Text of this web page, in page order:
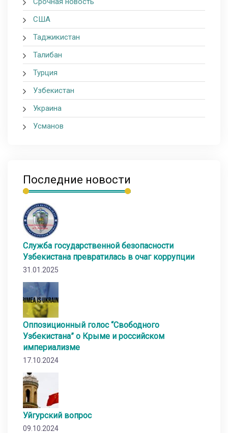
США
Таджикистан
Талибан
Турция
Узбекистан
Украина
Усманов
Последние новости
Служба государственной безопасности
Узбекистана превратилась в очаг коррупции
31.01.2025
Оппозиционный голос “Свободного
Узбекистана” о Крыме и российском
империализме
17.10.2024
Уйгурский вопрос
09.10.2024